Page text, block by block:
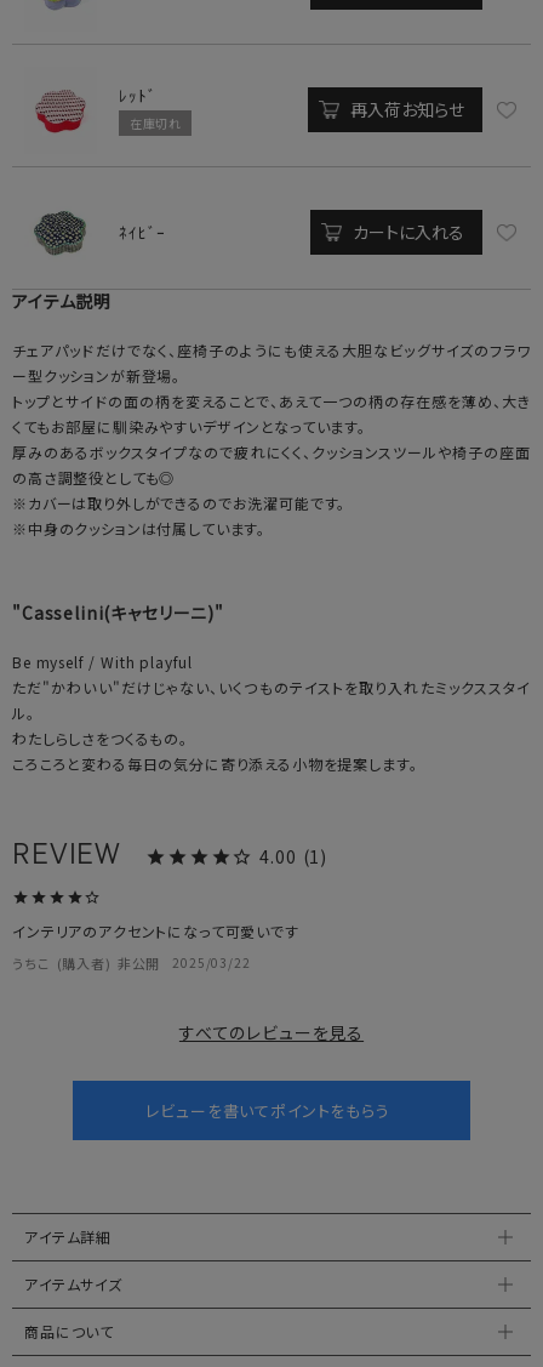
ﾚｯﾄﾞ
在庫切れ
再入荷お知らせ
ﾈｲﾋﾞｰ カートに入れる
アイテム説明
チェアパッドだけでなく、座椅子のようにも使える大胆なビッグサイズのフラワ
ー型クッションが新登場。
トップとサイドの面の柄を変えることで、あえて一つの柄の存在感を薄め、大き
くてもお部屋に馴染みやすいデザインとなっています。
厚みのあるボックスタイプなので疲れにくく、クッションスツールや椅子の座面
の高さ調整役としても◎
※カバーは取り外しができるのでお洗濯可能です。
※中身のクッションは付属しています。
"Casselini(キャセリーニ)"
Be myself / With playful
ただ"かわいい"だけじゃない、いくつものテイストを取り入れたミックススタイ
ル。
わたしらしさをつくるもの。
ころころと変わる毎日の気分に寄り添える小物を提案します。
4.00 1
うちこ 購入者 非公開 2025/03/22
インテリアのアクセントになって可愛いです
すべてのレビューを見る
アイテム詳細
アイテムサイズ
商品について